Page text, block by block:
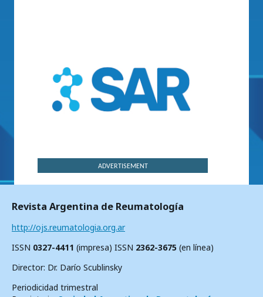
ADVERTISEMENT
Revista Argentina de Reumatología
http://ojs.reumatologia.org.ar
ISSN 0327-4411 (impresa) ISSN 2362-3675 (en línea)
Director: Dr. Darío Scublinsky
Periodicidad trimestral